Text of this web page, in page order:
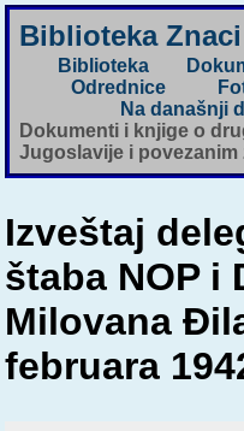
Biblioteka Znaci
Biblioteka
Odrednice
Na današnji
Dokumenti i knjige o
Jugoslavije i povezanim
Izveštaj
štaba NOP i
Milovana
februara